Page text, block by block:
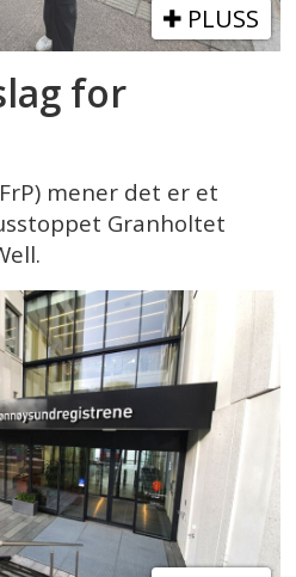
PLUSS
for
mener det er et
Granholtet